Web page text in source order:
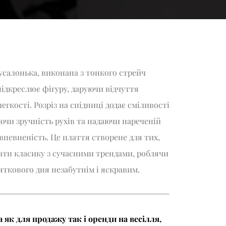
виконана з тонкого стрейч
фігуру, даруючи відчуття
Розріз на спідниці додає сміливості
зручність рухів та надаючи нареченій
Це плаття створене для тих,
класику з сучасними трендами, роблячи
дня незабутнім і яскравим.
як для продажу так і оренди на весілля,